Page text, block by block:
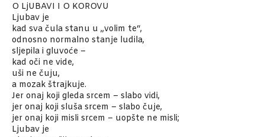
O LjUBAVI I O KOROVU
Ljubav je
kad sva čula stanu u „volim te“,
odnosno normalno stanje ludila,
sljepila i gluvoće –
kad oči ne vide,
uši ne čuju,
a mozak štrajkuje.
Jer onaj koji gleda srcem – slabo vidi,
jer onaj koji sluša srcem – slabo čuje,
jer onaj koji misli srcem – uopšte ne misli;
Ljubav je